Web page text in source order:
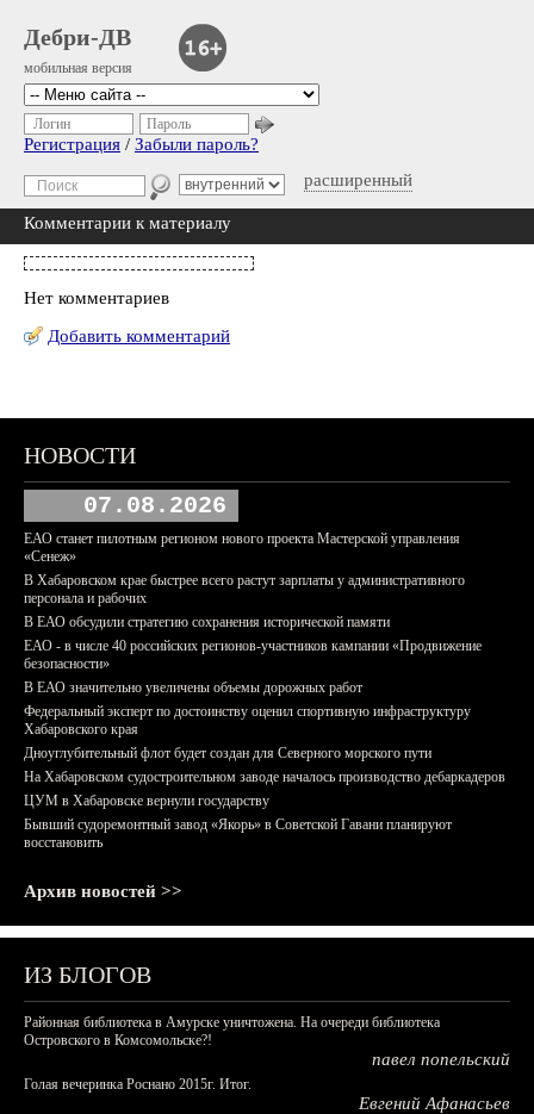
Дебри-ДВ
мобильная версия
расширенный
Логин Пароль
Регистрация / Забыли пароль?
Комментарии к материалу
Нет комментариев
Добавить комментарий
НОВОСТИ
07.08.2026
ЕАО станет пилотным регионом нового проекта Мастерской управления
«Сенеж»
В Хабаровском крае быстрее всего растут зарплаты у административного
персонала и рабочих
В ЕАО обсудили стратегию сохранения исторической памяти
ЕАО - в числе 40 российских регионов-участников кампании «Продвижение
безопасности»
В ЕАО значительно увеличены объемы дорожных работ
Федеральный эксперт по достоинству оценил спортивную инфраструктуру
Хабаровского края
Дноуглубительный флот будет создан для Северного морского пути
На Хабаровском судостроительном заводе началось производство дебаркадеров
ЦУМ в Хабаровске вернули государству
Бывший судоремонтный завод «Якорь» в Советской Гавани планируют
восстановить
Архив новостей >>
ИЗ БЛОГОВ
Районная библиотека в Амурске уничтожена. На очереди библиотека
Островского в Комсомольске?!
павел попельский
Голая вечеринка Роснано 2015г. Итог.
Евгений Афанасьев